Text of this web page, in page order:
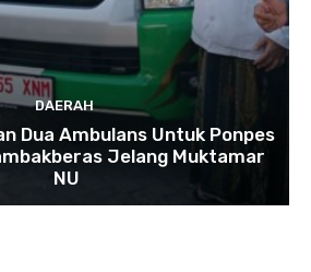
DAERAH
Dua Ambulans Untuk Ponpes
Jelang Muktamar
NU